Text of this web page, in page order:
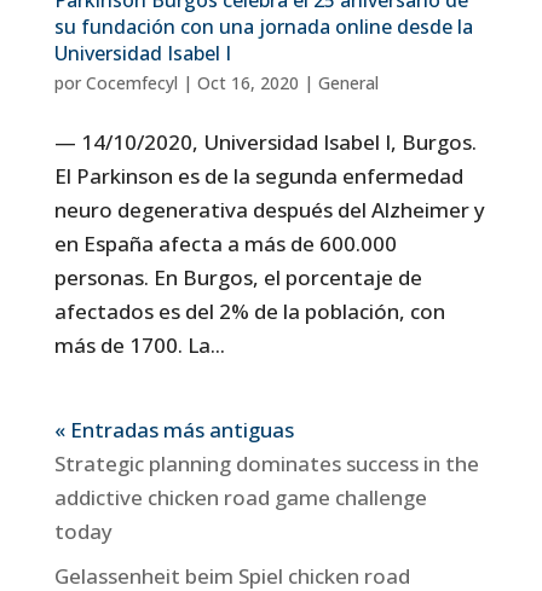
su fundación con una jornada online desde la
Universidad Isabel I
por Cocemfecyl | Oct 16, 2020 | General
— 14/10/2020, Universidad Isabel I, Burgos.
El Parkinson es de la segunda enfermedad
neuro degenerativa después del Alzheimer y
en España afecta a más de 600.000
personas. En Burgos, el porcentaje de
afectados es del 2% de la población, con
más de 1700. La...
« Entradas más antiguas
Strategic planning dominates success in the
addictive chicken road game challenge
today
Gelassenheit beim Spiel chicken road